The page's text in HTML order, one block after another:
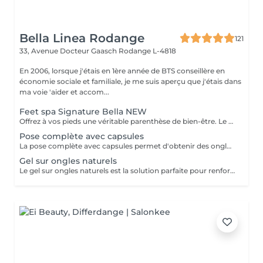
Bella Linea Rodange
121
33, Avenue Docteur Gaasch Rodange L-4818
En 2006, lorsque j'étais en 1ère année de BTS conseillère en
économie sociale et familiale, je me suis aperçu que j'étais dans
ma voie 'aider et accom...
Feet spa Signature Bella NEW
Offrez à vos pieds une véritable parenthèse de bien-être. Le Feet Spa Signature Bella Linea est un rituel de relaxation de 45 minutes, réalisé avec notre appareil, spécialement adapté aux pieds. L'association de l'eau chaude, des jets relaxants et d'un massage expert procure une sensation immédiate de légèreté tout en prenant soin de votre peau. Le déroulement du soin -Nettoyage et préparation des pieds -Bain relaxant avec jets d'eau -Gommage exfoliant pour éliminer les cellules mortes -Soin anti-callosités ciblé -Massage relaxant des pieds -Hydratation intense pour une peau douce et nourrie. Les bienfaits -Soulage les pieds fatigués -Diminue les sensations de lourdeur -Adoucit les callosités -Hydrate intensément la peau -Favorise la détente et réduit le stress Laisse les pieds doux et sublimés Que vous passiez vos journées debout, que vous pratiquiez une activité sportive ou que vous souhaitiez simplement vous accorder un moment pour vous, le Feet Spa Signature est le soin idéal pour retrouver des pieds légers et parfaitement entretenus.
Pose complète avec capsules
La pose complète avec capsules permet d'obtenir des ongles longs et élégants, parfaitement adaptés à vos envies. Après une préparation minutieuse de vos ongles naturels, des capsules sont posées et façonnées pour créer la forme idéale. Un renforcement en gel ou en résine assure solidité et tenue. Ce soin est exclusivement réservé aux clientes qui se présentent avec leurs ongles naturels, afin de garantir un résultat durable et harmonieux. La prestation se termine par la mise en beauté de vos ongles selon vos préférences : couleur unie, french raffinée ou décorations personnalisées.
Gel sur ongles naturels
Le gel sur ongles naturels est la solution parfaite pour renforcer et embellir vos propres ongles, sans extension. Après une préparation minutieuse, un gel UV est appliqué directement sur l'ongle, créant une surface lisse, résistante et brillante. Le travail des cuticules (manucure combinée) est inclus dans la prestation. Cette technique permet de conserver la longueur naturelle tout en apportant solidité et élégance, pour des mains toujours impeccables et une tenue longue durée.